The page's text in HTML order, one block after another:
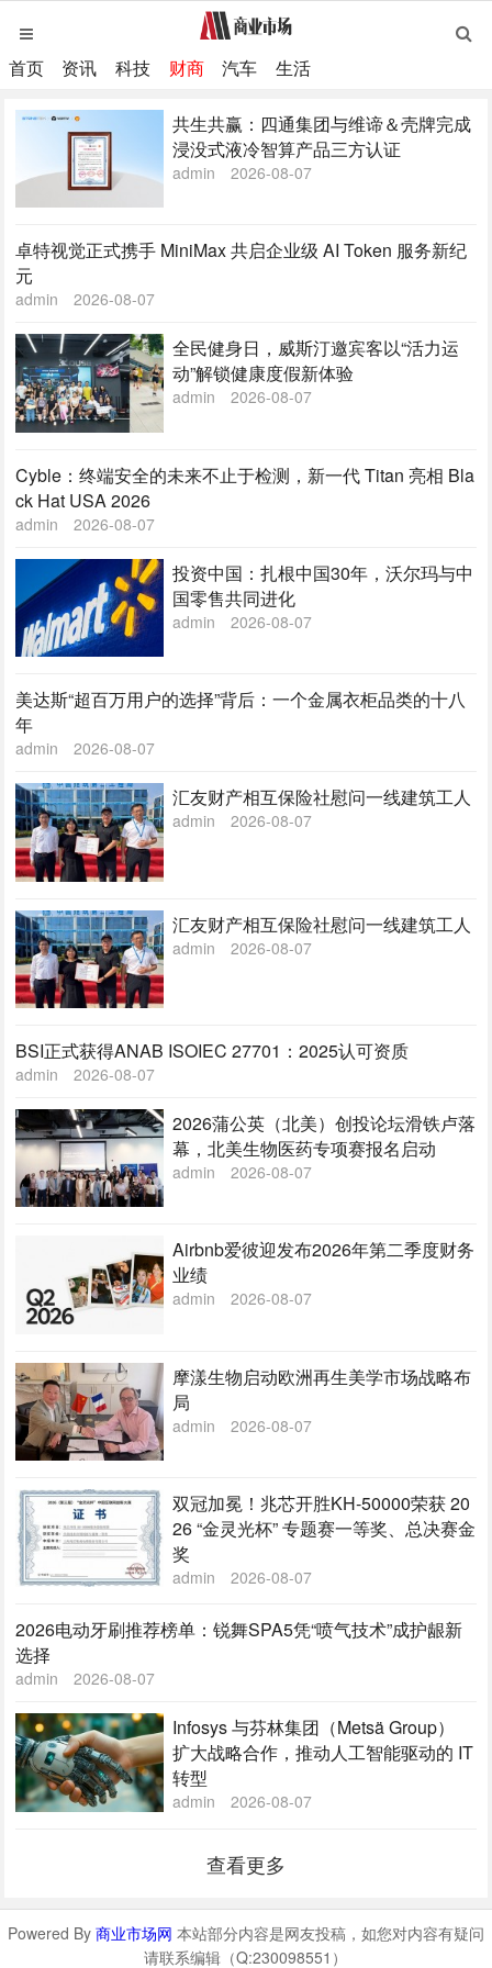
首页 资讯 科技 财商 汽车 生活
共生共赢：四通集团与维谛＆壳牌完成
浸没式液冷智算产品三方认证
admin 2026-08-07
卓特视觉正式携手 MiniMax 共启企业级 AI Token 服务新纪
元
admin 2026-08-07
全民健身日，威斯汀邀宾客以“活力运
动”解锁健康度假新体验
admin 2026-08-07
Cyble：终端安全的未来不止于检测，新一代 Titan 亮相 Bla
ck Hat USA 2026
admin 2026-08-07
投资中国：扎根中国30年，沃尔玛与中
国零售共同进化
admin 2026-08-07
美达斯“超百万用户的选择”背后：一个金属衣柜品类的十八
年
admin 2026-08-07
汇友财产相互保险社慰问一线建筑工人
admin 2026-08-07
汇友财产相互保险社慰问一线建筑工人
admin 2026-08-07
BSI正式获得ANAB ISOIEC 27701：2025认可资质
admin 2026-08-07
2026蒲公英（北美）创投论坛滑铁卢落
幕，北美生物医药专项赛报名启动
admin 2026-08-07
Airbnb爱彼迎发布2026年第二季度财务
业绩
admin 2026-08-07
摩漾生物启动欧洲再生美学市场战略布
局
admin 2026-08-07
双冠加冕！兆芯开胜KH‑50000荣获 20
26 “金灵光杯” 专题赛一等奖、总决赛金
奖
admin 2026-08-07
2026电动牙刷推荐榜单：锐舞SPA5凭“喷气技术”成护龈新
选择
admin 2026-08-07
Infosys 与芬林集团（Metsä Group）
扩大战略合作，推动人工智能驱动的 IT
转型
admin 2026-08-07
查看更多
Powered By 商业市场网 本站部分内容是网友投稿，如您对内容有疑问
请联系编辑（Q:230098551）